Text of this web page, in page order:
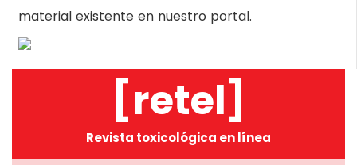
material existente en nuestro portal.
[retel]
Revista toxicológica en línea